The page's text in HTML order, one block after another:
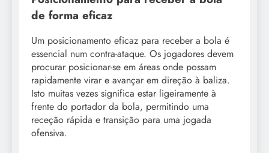
de forma eficaz
Um posicionamento eficaz para receber a bola é
essencial num contra-ataque. Os jogadores devem
procurar posicionar-se em áreas onde possam
rapidamente virar e avançar em direção à baliza.
Isto muitas vezes significa estar ligeiramente à
frente do portador da bola, permitindo uma
receção rápida e transição para uma jogada
ofensiva.